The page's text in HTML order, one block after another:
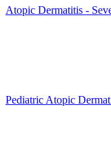
Atopic Dermatitis -
Pediatric Atopic